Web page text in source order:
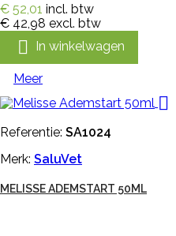
€ 52,01 incl. btw
€ 42,98 excl. btw
 In winkelwagen
Meer

Referentie: SA1024
Merk: SaluVet
MELISSE ADEMSTART 50ML